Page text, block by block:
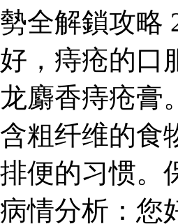
勢全解鎖攻略
好，痔疮的口
龙麝香痔疮膏
含粗纤维的食
排便的习惯。
病情分析：您